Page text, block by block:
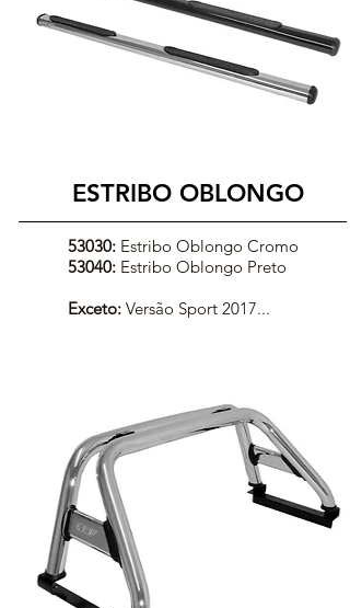
ESTRIBO OBLONGO
53030:Estribo Oblongo Cromo
53040:Estribo Oblongo Preto
Exceto:Versão Sport 2017...